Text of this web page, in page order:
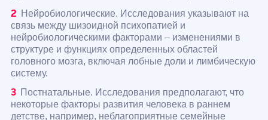
Нейробиологические. Исследования указывают на
связь между шизоидной психопатией и
нейробиологическими факторами – изменениями в
структуре и функциях определенных областей
головного мозга, включая лобные доли и лимбическую
систему.
Постнатальные. Исследования предполагают, что
некоторые факторы развития человека в раннем
детстве, например, неблагоприятные семейные